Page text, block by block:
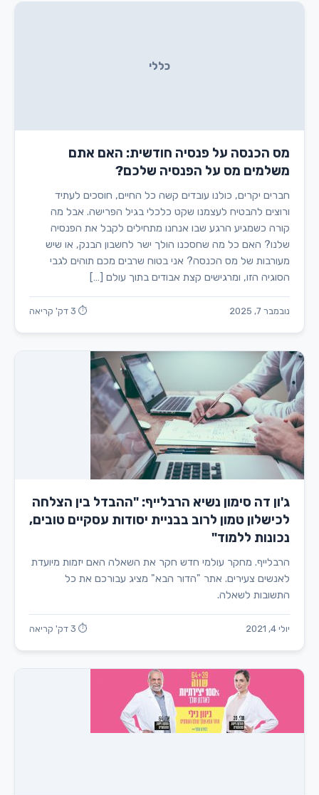
כללי
מס הכנסה על פנסיה חודשית: האם אתם
משלמים מס על הפנסיה שלכם?
חברים יקרים, כולנו עובדים קשה כל החיים, חוסכים לעתיד
ורוצים להבטיח לעצמנו שקט כלכלי בגיל הפרישה. אבל מה
קורה כשמגיע הרגע שבו אנחנו מתחילים לקבל את הפנסיה
שלנו? האם כל מה שחסכנו הולך ישר לחשבון הבנק, או שיש
מעורבות של מס הכנסה? אני בטוח שרבים מכם תוהים לגבי
הסוגיה הזו, ומרגישים קצת אבודים בתוך עולם […]
נובמבר 7, 2025 ⏱ 3 דק' קריאה
ג'ון דה סימון נשיא הרבלייף: "ההבדל בין הצלחה
לכישלון טמון לרוב בבניית יסודות עסקיים טובים,
נכונות ללמוד"
הרבלייף. מחקר עולמי חדש חקר את השאלה האם יזמות מיועדת
לאנשים צעירים. אתר "הדור הבא" מציג עבורכם את כל
התשובות לשאלה.
יולי 4, 2021 ⏱ 3 דק' קריאה